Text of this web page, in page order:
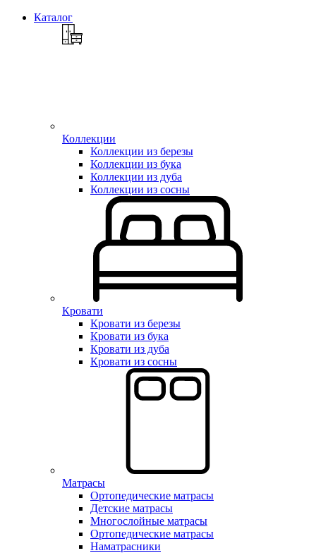
Каталог
Коллекции
Коллекции из березы
Коллекции из бука
Коллекции из дуба
Коллекции из сосны
Кровати
Кровати из березы
Кровати из бука
Кровати из дуба
Кровати из сосны
Матрасы
Ортопедические матрасы
Детские матрасы
Многослойные матрасы
Ортопедические матрасы
Наматрасники